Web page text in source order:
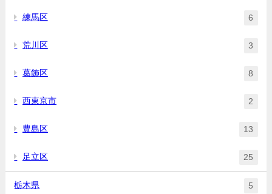
練馬区 6
荒川区 3
葛飾区 8
西東京市 2
豊島区 13
足立区 25
栃木県 5